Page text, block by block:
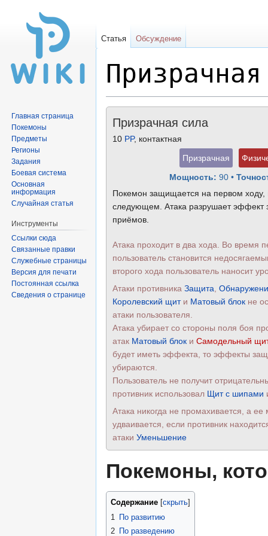
навигации
поиску
Призрачная сила
10 PP, контактная
Призрачная
Мощность: 90•
Покемон защищается на первом ходу,
следующем. Атака разрушает
приёмов.
Атака проходит в два хода. Во время
пользователь становится
второго хода пользователь наносит
Атаки противника Защита,
Королевский щити Матовый блок не
атаки пользователя.
Атака убирает со стороны поля боя
атак Матовый блок и Самодельный щит
будет иметь эффекта, то эффекты
убираются.
Пользователь не получит
противник использовал Щит с шипами
Атака никогда не промахивается, а ее
удваивается, если противник
атаки Уменьшение
Покемоны,
Содержание
1 По развитию
2 По разведению
Статья Обсуждение
Главная страница
Покемоны
Предметы
Регионы
Задания
Боевая система
Основная
информация
Случайная статья
Инструменты
Ссылки сюда
Связанные правки
Служебные страницы
Версия для печати
Постоянная ссылка
Сведения о странице